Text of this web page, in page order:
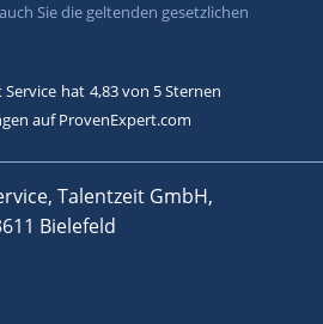
Sie die geltenden gesetzlichen
Service hat 4,83von 5Sternen
auf ProvenExpert.com
Talentzeit GmbH,
Bielefeld